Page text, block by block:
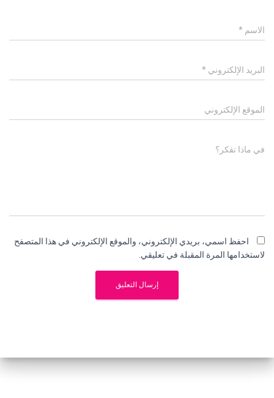
الاسم *
البريد الإلكتروني *
الموقع الإلكتروني
في ماذا تفكر؟
احفظ اسمي، بريدي الإلكتروني، والموقع الإلكتروني في هذا المتصفح
لاستخدامها المرة المقبلة في تعليقي.